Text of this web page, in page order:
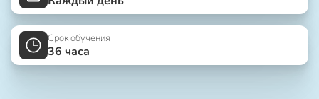
Срок обучения
36 часа